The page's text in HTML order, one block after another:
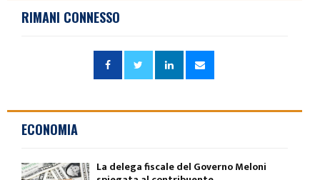
RIMANI CONNESSO
ECONOMIA
La delega fiscale del Governo Meloni